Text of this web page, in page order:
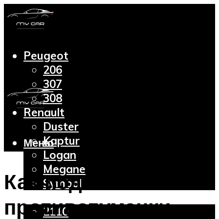
Peugeot
206
307
308
Renault
Duster
Kaptur
Logan
Megane
Symbol
2110
Меню
Как подключить
противотуманки: